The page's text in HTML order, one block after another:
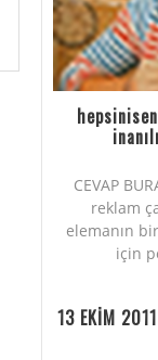
CEVAP
reklam
elemanın
için
13 EKİM